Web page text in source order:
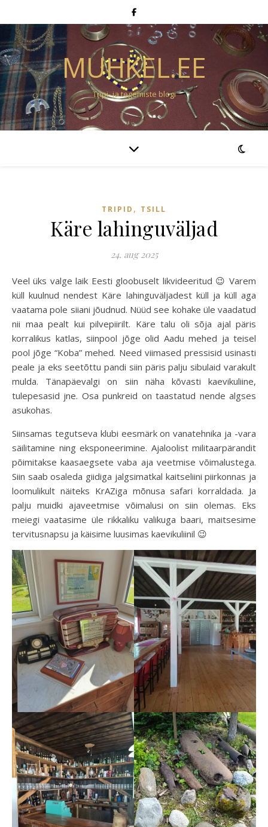
MUHKEL.EE
Tripi- ja tegemiste blogi
TRIPID , TSILL
Käre lahinguväljad
24. aug 2025
Veel üks valge laik Eesti gloobuselt likvideeritud 😉 Varem
küll kuulnud nendest Käre lahinguväljadest küll ja küll aga
vaatama pole siiani jõudnud. Nüüd see kohake üle vaadatud
nii maa pealt kui pilvepiirilt. Käre talu oli sõja ajal päris
korralikus katlas, siinpool jõge olid Aadu mehed ja teisel
pool jõge “Koba” mehed. Need viimased pressisid usinasti
peale ja eks seetõttu pandi siin päris palju sibulaid varakult
mulda. Tänapäevalgi on siin näha kõvasti kaevikuliine,
tulepesasid jne. Osa punkreid on taastatud nende algses
asukohas.
Siinsamas tegutseva klubi eesmärk on vanatehnika ja -vara
säilitamine ning eksponeerimine. Ajaloolist militaarpärandit
põimitakse kaasaegsete vaba aja veetmise võimalustega.
Siin saab osaleda giidiga jalgsimatkal kaitseliini piirkonnas ja
loomulikult näiteks KrAZiga mõnusa safari korraldada. Ja
palju muidki ajaveetmise võimalusi on siin olemas. Eks
meiegi vaatasime üle rikkaliku valikuga baari, maitsesime
tervitusnapsu ja käisime luusimas kaevikuliinil 😉